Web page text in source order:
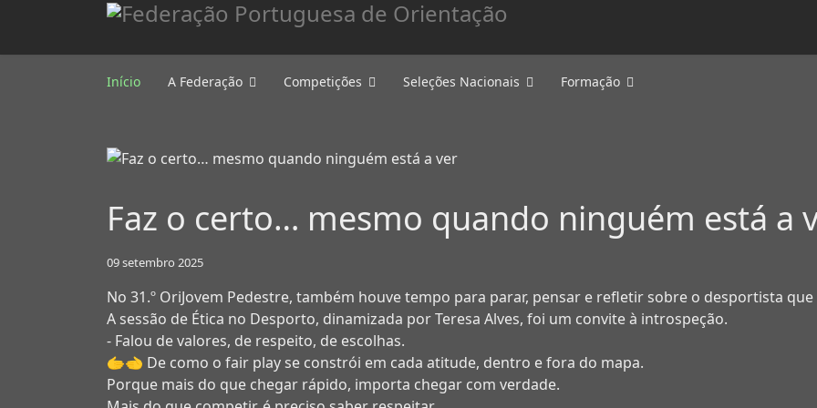
Início A Federação Competições Seleções Nacionais Formação
Faz o certo… mesmo quando ninguém está a
09 setembro 2025
No 31.º OriJovem Pedestre, também houve tempo para parar, pensar e refletir sobre o desportista que
A sessão de Ética no Desporto, dinamizada por Teresa Alves, foi um convite à introspeção.
- Falou de valores, de respeito, de escolhas.
🫱‍🫲 De como o fair play se constrói em cada atitude, dentro e fora do mapa.
Porque mais do que chegar rápido, importa chegar com verdade.